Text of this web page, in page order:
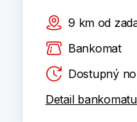
9 km od
Bankomat
Dostupný
Detail bankomatu